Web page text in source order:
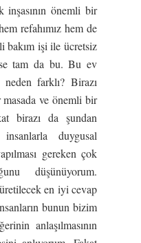
önemli bir
refahımız hem de
bakım işi ile ücretsiz
tam da bu. Bu ev
farklı? Birazı
ve önemli bir
birazı da şundan
insanlarla duygusal
gereken çok
düşünüyorum.
en iyi cevap
bunun bizim
anlaşılmasının